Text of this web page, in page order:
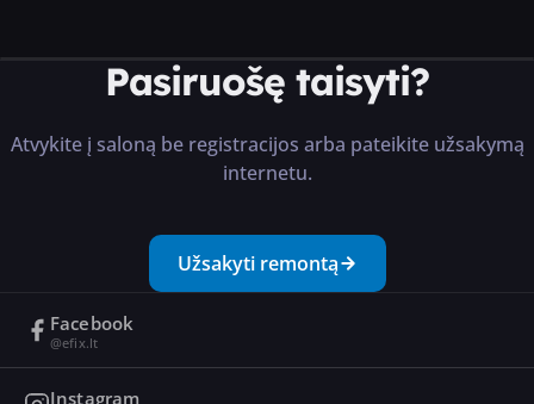
Pasiruošę taisyti?
Atvykite į saloną be registracijos arba pateikite užsakymą
internetu.
Užsakyti remontą
Facebook
@efix.lt
Instagram